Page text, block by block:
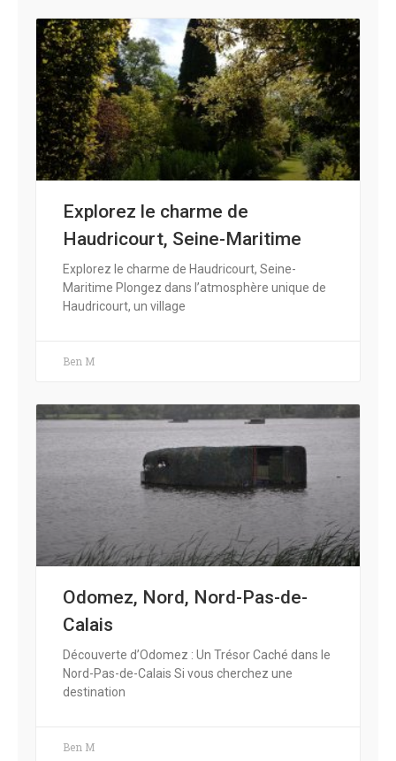
Explorez le charme de
Haudricourt, Seine-Maritime
Explorez le charme de Haudricourt, Seine-
Maritime Plongez dans l’atmosphère unique de
Haudricourt, un village
Ben M
Odomez, Nord, Nord-Pas-de-
Calais
Découverte d’Odomez : Un Trésor Caché dans le
Nord-Pas-de-Calais Si vous cherchez une
destination
Ben M